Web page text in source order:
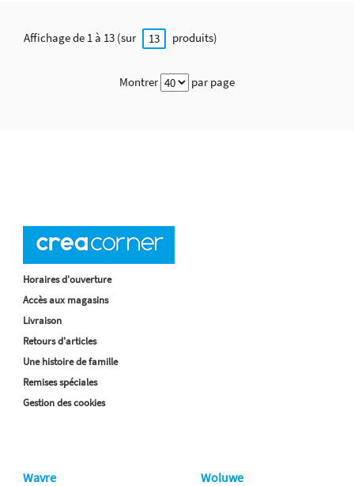
Affichage de 1 à 13 (sur 13 produits)
Montrer par page
Horaires d'ouverture
Accès aux magasins
Livraison
Retours d'articles
Une histoire de famille
Remises spéciales
Gestion des cookies
Wavre Woluwe